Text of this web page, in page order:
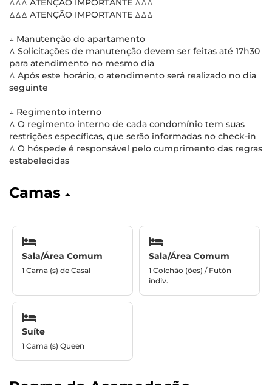
ꕔꕔꕔ ATENÇÃO IMPORTANTE ꕔꕔꕔ
ꕔꕔꕔ ATENÇÃO IMPORTANTE ꕔꕔꕔ
↓ Manutenção do apartamento
ꕔ Solicitações de manutenção devem ser feitas até 17h30
para atendimento no mesmo dia
ꕔ Após este horário, o atendimento será realizado no dia
seguinte
↓ Regimento interno
ꕔ O regimento interno de cada condomínio tem suas
restrições específicas, que serão informadas no check-in
ꕔ O hóspede é responsável pelo cumprimento das regras
estabelecidas
Camas
Sala/Área Comum
1 Cama (s) de Casal
Sala/Área Comum
1 Colchão (ões) / Futón
indiv.
Suíte
1 Cama (s) Queen